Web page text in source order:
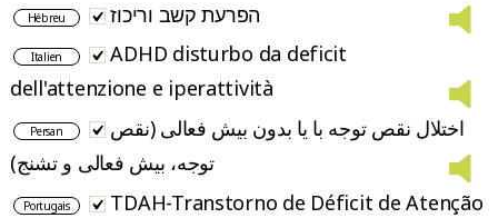
Hébreu הפרעת קשב וריכוז
Italien
ADHD disturbo da deficit
dell'attenzione e iperattività
Persan
اختلال نقص توجه با یا بدون بیش فعالی (نقص
توجه، بیش فعالی و تشنج)
Portugais
TDAH-Transtorno de Déficit de Atenção